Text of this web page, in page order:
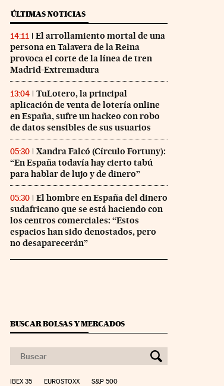
Facebook
en Twitter
ÚLTIMAS NOTICIAS
14:11
El arrollamiento mortal de una
persona en Talavera de la Reina
provoca el corte de la línea de tren
Madrid-Extremadura
13:04
TuLotero, la principal
aplicación de venta de lotería online
en España, sufre un hackeo con robo
de datos sensibles de sus usuarios
05:30
Xandra Falcó (Círculo Fortuny):
“En España todavía hay cierto tabú
para hablar de lujo y de dinero”
05:30
El hombre en España del dinero
sudafricano que se está haciendo con
los centros comerciales: “Estos
espacios han sido denostados, pero
no desaparecerán”
BUSCAR BOLSAS Y MERCADOS
IBEX 35 EUROSTOXX S&P 500